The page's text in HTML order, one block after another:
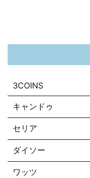
3COINS
キャンドゥ
セリア
ダイソー
ワッツ